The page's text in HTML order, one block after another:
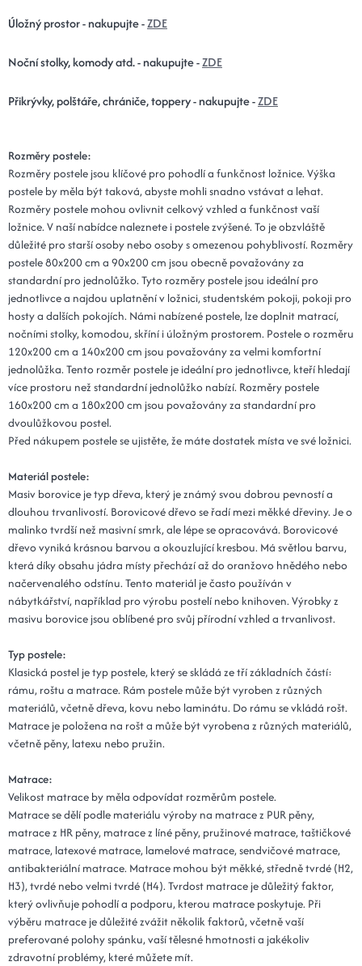
Úložný prostor - nakupujte -ZDE
Noční stolky, komody atd. - nakupujte -ZDE
Přikrývky, polštáře, chrániče, toppery - nakupujte -ZDE
Rozměry postele:
Rozměry postele jsou klíčové pro pohodlí a funkčnost ložnice. Výška
postele by měla být taková, abyste mohli snadno vstávat a lehat.
Rozměry postele mohou ovlivnit celkový vzhled a funkčnost vaší
ložnice. V naší nabídce naleznete i postele zvýšené. To je obzvláště
důležité pro starší osoby nebo osoby s omezenou pohyblivostí. Rozměry
postele 80x200 cm a 90x200 cm jsou obecně považovány za
standardní pro jednolůžko. Tyto rozměry postele jsou ideální pro
jednotlivce a najdou uplatnění v ložnici, studentském pokoji, pokoji pro
hosty a dalších pokojích. Námi nabízené postele, lze doplnit matrací,
nočními stolky, komodou, skříní i úložným prostorem. Postele o rozměru
120x200 cm a 140x200 cm jsou považovány za velmi komfortní
jednolůžka. Tento rozměr postele je ideální pro jednotlivce, kteří hledají
více prostoru než standardní jednolůžko nabízí. Rozměry postele
160x200 cm a 180x200 cm jsou považovány za standardní pro
dvoulůžkovou postel.
Před nákupem postele se ujistěte, že máte dostatek místa ve své ložnici.
Materiál postele:
Masiv borovice je typ dřeva, který je známý svou dobrou pevností a
dlouhou trvanlivostí. Borovicové dřevo se řadí mezi měkké dřeviny. Je o
malinko tvrdší než masivní smrk, ale lépe se opracovává. Borovicové
dřevo vyniká krásnou barvou a okouzlující kresbou. Má světlou barvu,
která díky obsahu jádra místy přechází až do oranžovo hnědého nebo
načervenalého odstínu. Tento materiál je často používán v
nábytkářství, například pro výrobu postelí nebo knihoven. Výrobky z
masivu borovice jsou oblíbené pro svůj přírodní vzhled a trvanlivost.
Typ postele:
Klasická postel je typ postele, který se skládá ze tří základních částí:
rámu, roštu a matrace. Rám postele může být vyroben z různých
materiálů, včetně dřeva, kovu nebo laminátu. Do rámu se vkládá rošt.
Matrace je položena na rošt a může být vyrobena z různých materiálů,
včetně pěny, latexu nebo pružin.
Matrace:
Velikost matrace by měla odpovídat rozměrům postele.
Matrace se dělí podle materiálu výroby na matrace z PUR pěny,
matrace z HR pěny, matrace z líné pěny, pružinové matrace, taštičkové
matrace, latexové matrace, lamelové matrace, sendvičové matrace,
antibakteriální matrace. Matrace mohou být měkké, středně tvrdé (H2,
H3), tvrdé nebo velmi tvrdé (H4). Tvrdost matrace je důležitý faktor,
který ovlivňuje pohodlí a podporu, kterou matrace poskytuje. Při
výběru matrace je důležité zvážit několik faktorů, včetně vaší
preferované polohy spánku, vaší tělesné hmotnosti a jakékoliv
zdravotní problémy, které můžete mít.